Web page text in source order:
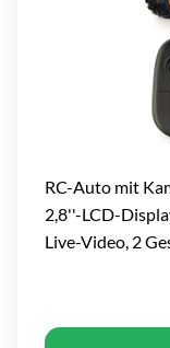
RC-Auto mit
2,8''-LCD-
Live-Video, 2